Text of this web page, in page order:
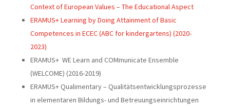
Context of European Values – The Educational Aspect
ERAMUS+ Learning by Doing Attainment of Basic
Competences in ECEC (ABC for kindergartens) (2020-
2023)
ERAMUS+ WE Learn and COMmunicate Ensemble
(WELCOME) (2016-2019)
ERAMUS+ Qualimentary – Qualitätsentwicklungsprozesse
in elementaren Bildungs- und Betreuungseinrichtungen